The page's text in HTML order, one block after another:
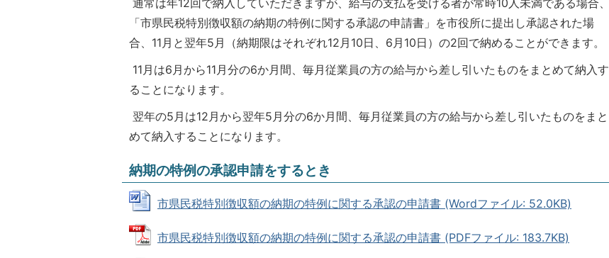
「市県民税特別徴収額の納期の特例に関する承認の申請書」を市役所に提出し承認された場
合、11月と翌年5月（納期限はそれぞれ12月10日、6月10日）の2回で納めることができます。
11月は6月から11月分の6か月間、毎月従業員の方の給与から差し引いたものをまとめて納入す
ることになります。
翌年の5月は12月から翌年5月分の6か月間、毎月従業員の方の給与から差し引いたものをまと
めて納入することになります。
納期の特例の承認申請をするとき
市県民税特別徴収額の納期の特例に関する承認の申請書 (Wordファイル: 52.0KB)
市県民税特別徴収額の納期の特例に関する承認の申請書 (PDFファイル: 183.7KB)